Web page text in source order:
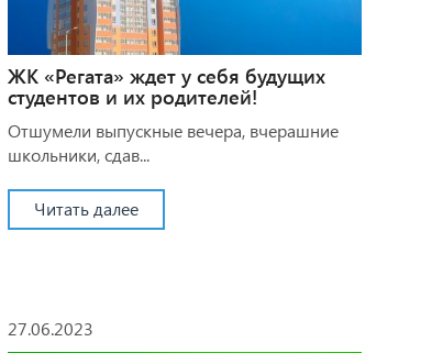
ЖК «Регата» ждет у себя будущих
студентов и их родителей!
Отшумели выпускные вечера, вчерашние
школьники, сдав...
Читать далее
27.06.2023